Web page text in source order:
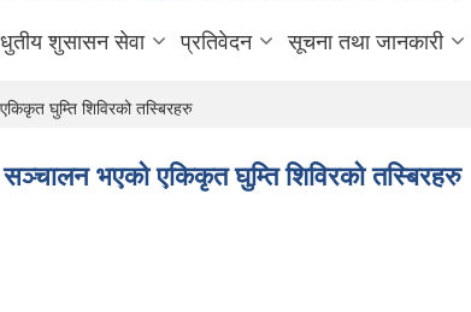
शुसासन सेवा प्रतिवेदन सूचना तथा जानकारी
घुम्ति शिविरको तस्बिरहरु
भएको एकिकृत घुम्ति शिविरको तस्बिरहरु